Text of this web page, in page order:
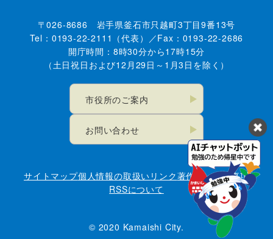
〒026-8686 岩手県釜石市只越町3丁目9番13号
Tel：0193-22-2111（代表）／Fax：0193-22-2686
開庁時間：8時30分から17時15分
（土日祝日および12月29日～1月3日を除く）
市役所のご案内
お問い合わせ
サイトマップ個人情報の取扱い リンク著作権・免責事項
RSSについて
© 2020 Kamaishi City.